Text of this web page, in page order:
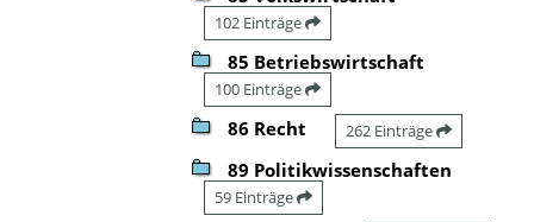
102 Einträge
85 Betriebswirtschaft
100 Einträge
86 Recht 262 Einträge
89 Politikwissenschaften
59 Einträge